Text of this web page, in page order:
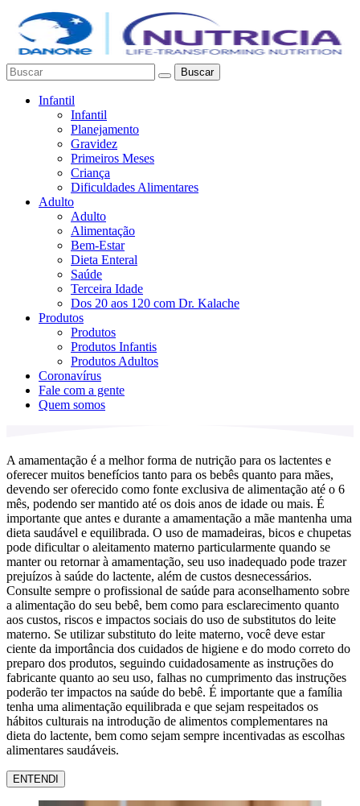
Buscar
Infantil
Infantil
Planejamento
Gravidez
Primeiros Meses
Criança
Dificuldades Alimentares
Adulto
Adulto
Alimentação
Bem-Estar
Dieta Enteral
Saúde
Terceira Idade
Dos 20 aos 120 com Dr. Kalache
Produtos
Produtos
Produtos Infantis
Produtos Adultos
Coronavírus
Fale com a gente
Quem somos
A amamentação é a melhor forma de nutrição para os lactentes e
oferecer muitos benefícios tanto para os bebês quanto para mães,
devendo ser oferecido como fonte exclusiva de alimentação até o 6
mês, podendo ser mantido até os dois anos de idade ou mais. É
importante que antes e durante a amamentação a mãe mantenha uma
dieta saudável e equilibrada. O uso de mamadeiras, bicos e chupetas
pode dificultar o aleitamento materno particularmente quando se
manter ou retornar à amamentação, seu uso inadequado pode trazer
prejuízos à saúde do lactente, além de custos desnecessários.
Consulte sempre o profissional de saúde para aconselhamento sobre
a alimentação do seu bebê, bem como para esclarecimento quanto
aos custos, riscos e impactos sociais do uso de substitutos do leite
materno. Se utilizar substituto do leite materno, você deve estar
ciente da importância dos cuidados de higiene e do modo correto do
preparo dos produtos, seguindo cuidadosamente as instruções do
fabricante quanto ao seu uso, falhas no cumprimento das instruções
poderão ter impactos na saúde do bebê. É importante que a família
tenha uma alimentação equilibrada e que sejam respeitados os
hábitos culturais na introdução de alimentos complementares na
dieta do lactente, bem como sejam sempre incentivadas as escolhas
alimentares saudáveis.
ENTENDI